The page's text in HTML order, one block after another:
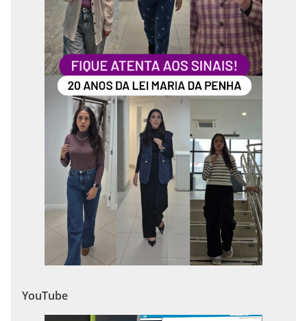
YouTube